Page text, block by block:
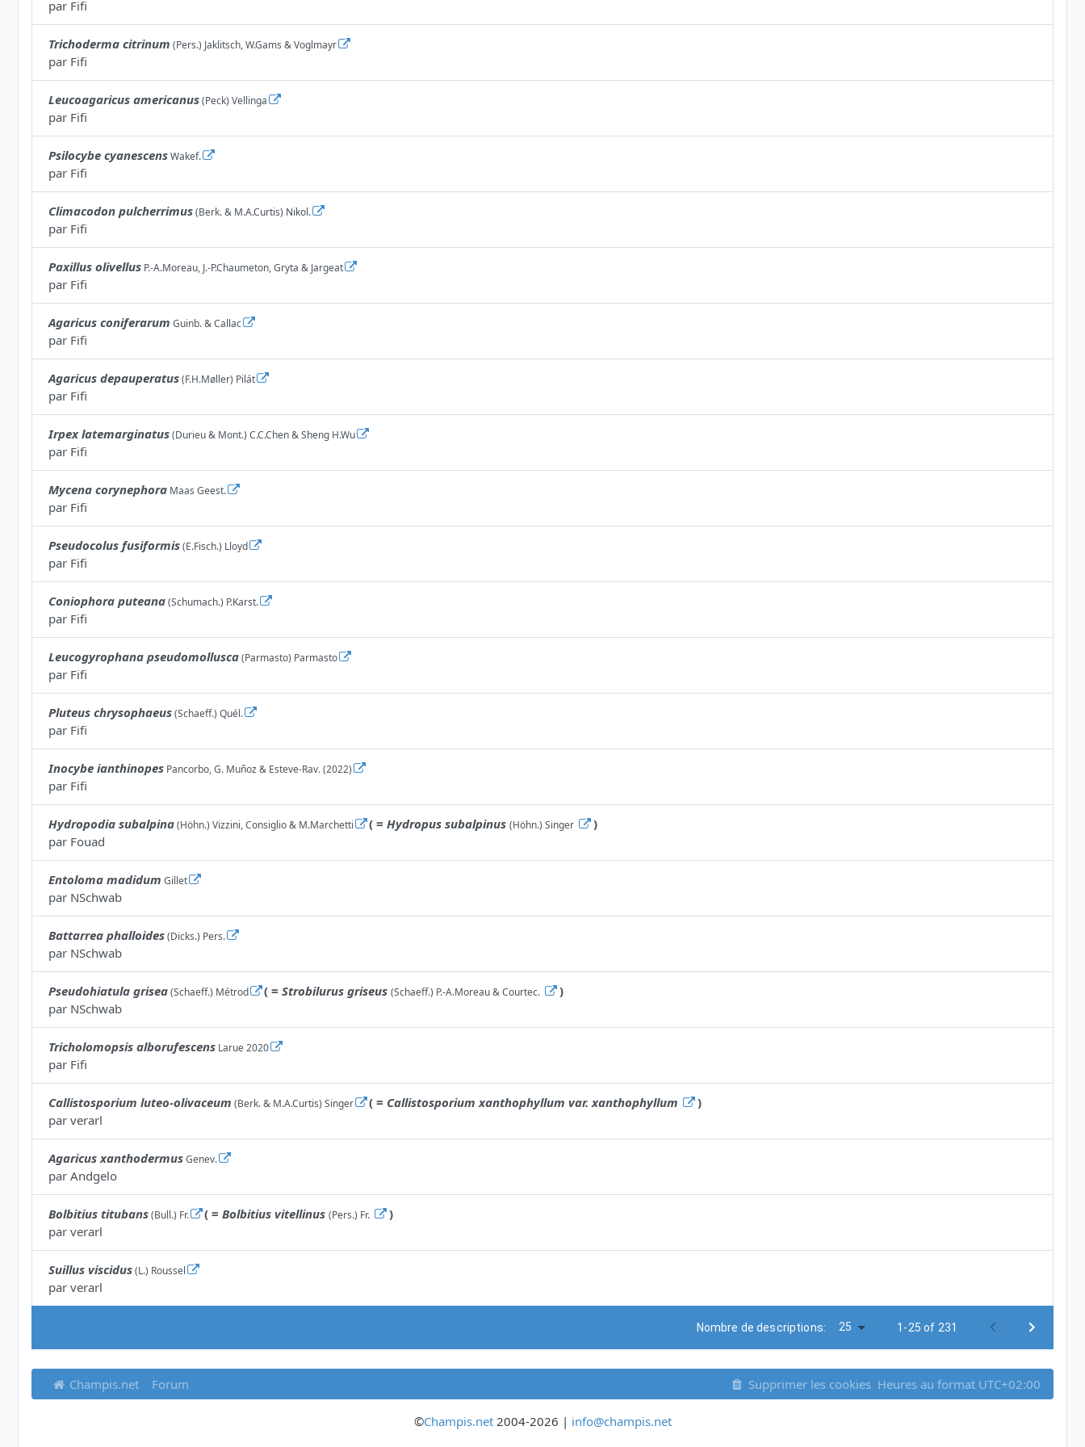
par Fifi
Trichoderma citrinum (Pers.) Jaklitsch, W.Gams & Voglmayr
par Fifi
Leucoagaricus americanus(Peck) Vellinga
par Fifi
Psilocybe cyanescensWakef.
par Fifi
Climacodon pulcherrimus(Berk. & M.A.Curtis) Nikol.
par Fifi
Paxillus olivellus P.-A.Moreau, J.-P.Chaumeton, Gryta & Jargeat
par Fifi
Agaricus coniferarum Guinb. & Callac
par Fifi
Agaricus depauperatus(F.H.Møller) Pilát
par Fifi
Irpex latemarginatus(Durieu & Mont.) C.C.Chen & Sheng H.Wu
par Fifi
Mycena corynephora Maas Geest.
par Fifi
Pseudocolus fusiformis(E.Fisch.) Lloyd
par Fifi
Coniophora puteana(Schumach.) P.Karst.
par Fifi
Leucogyrophana pseudomollusca(Parmasto) Parmasto
par Fifi
Pluteus chrysophaeus(Schaeff.) Quél.
par Fifi
Inocybe ianthinopes Pancorbo, G. Muñoz & Esteve-Rav. (2022)
par Fifi
Hydropodia subalpina(Höhn.) Vizzini, Consiglio & M.Marchetti ( =Hydropus subalpinus (Höhn.) Singer
)
par Fouad
Entoloma madidum Gillet
par NSchwab
Battarrea phalloides(Dicks.) Pers.
par NSchwab
Pseudohiatula grisea(Schaeff.) Métrod ( =Strobilurus griseus (Schaeff.) P.-A.Moreau & Courtec.
)
par NSchwab
Tricholomopsis alborufescens Larue 2020
par Fifi
Callistosporium luteo-olivaceum (Berk. & M.A.Curtis) Singer ( = Callistosporium xanthophyllum var. xanthophyllum
)
par verarl
Agaricus xanthodermusGenev.
par Andgelo
Bolbitius titubans(Bull.) Fr. ( =Bolbitius vitellinus (Pers.) Fr.
)
par verarl
Suillus viscidus(L.) Roussel
par verarl
Nombre de descriptions: 25 1-25 of 231
Champis.net Forum Supprimer les cookies Heures au format UTC+02:00
©Champis.net2004-2026 | info@champis.net